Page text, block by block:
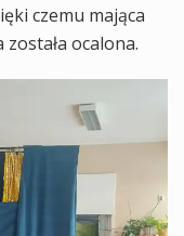
czemu mająca
ocalona.